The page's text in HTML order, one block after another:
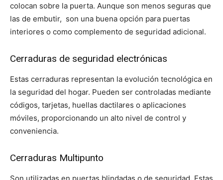
colocan sobre la puerta. Aunque son menos seguras que
las de embutir, son una buena opción para puertas
interiores o como complemento de seguridad adicional.
Cerraduras de seguridad electrónicas
Estas cerraduras representan la evolución tecnológica en
la seguridad del hogar. Pueden ser controladas mediante
códigos, tarjetas, huellas dactilares o aplicaciones
móviles, proporcionando un alto nivel de control y
conveniencia.
Cerraduras Multipunto
Son utilizadas en puertas blindadas o de seguridad. Estas